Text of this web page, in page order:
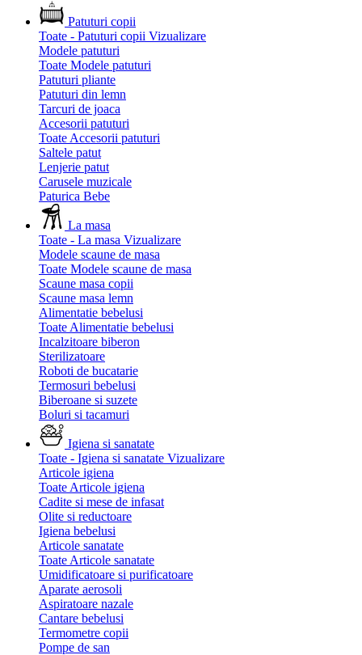
Patuturi copii
Toate - Patuturi copii Vizualizare
Modele patuturi
Toate Modele patuturi
Patuturi pliante
Patuturi din lemn
Tarcuri de joaca
Accesorii patuturi
Toate Accesorii patuturi
Saltele patut
Lenjerie patut
Carusele muzicale
Paturica Bebe
La masa
Toate - La masa Vizualizare
Modele scaune de masa
Toate Modele scaune de masa
Scaune masa copii
Scaune masa lemn
Alimentatie bebelusi
Toate Alimentatie bebelusi
Incalzitoare biberon
Sterilizatoare
Roboti de bucatarie
Termosuri bebelusi
Biberoane si suzete
Boluri si tacamuri
Igiena si sanatate
Toate - Igiena si sanatate Vizualizare
Articole igiena
Toate Articole igiena
Cadite si mese de infasat
Olite si reductoare
Igiena bebelusi
Articole sanatate
Toate Articole sanatate
Umidificatoare si purificatoare
Aparate aerosoli
Aspiratoare nazale
Cantare bebelusi
Termometre copii
Pompe de san